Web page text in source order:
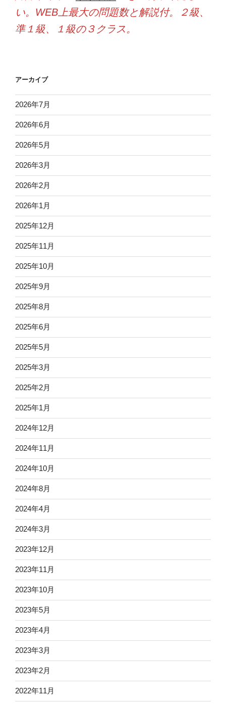
い。WEB上最大の問題数と解説付。２級、
準１級、１級の３クラス。
アーカイブ
2026年7月
2026年6月
2026年5月
2026年3月
2026年2月
2026年1月
2025年12月
2025年11月
2025年10月
2025年9月
2025年8月
2025年6月
2025年5月
2025年3月
2025年2月
2025年1月
2024年12月
2024年11月
2024年10月
2024年8月
2024年4月
2024年3月
2023年12月
2023年11月
2023年10月
2023年5月
2023年4月
2023年3月
2023年2月
2022年11月